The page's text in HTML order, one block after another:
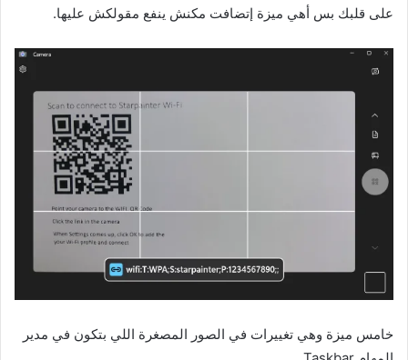
على قلبك بس أهي ميزة إتضافت مكنش ينفع مقولكش عليها.
خامس ميزة وهي تغييرات في الصور المصغرة اللي بتكون في مدير